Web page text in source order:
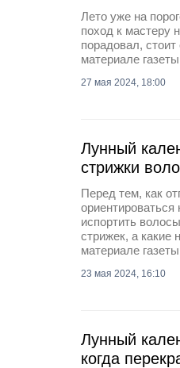
Лето уже на
поход к мастеру
порадовал,
материале
27 мая 2024, 18:00
Лунный
стрижки
Перед тем, как
испортить
стрижек, а какие
материале
23 мая 2024, 16:10
Лунный
когда